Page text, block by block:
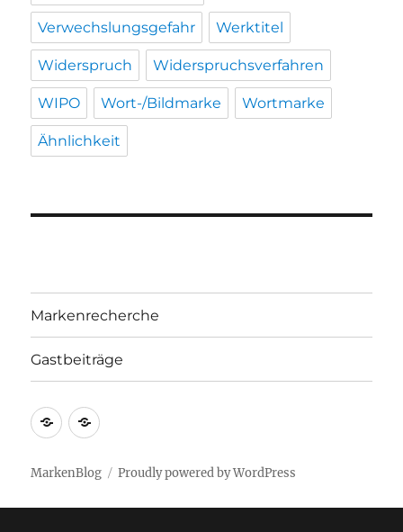
Verwechslungsgefahr Werktitel
Widerspruch Widerspruchsverfahren
WIPO Wort-/Bildmarke Wortmarke
Ähnlichkeit
Markenrecherche
Gastbeiträge
Markenrecherche
Gastbeiträge
MarkenBlog Proudly powered by WordPress